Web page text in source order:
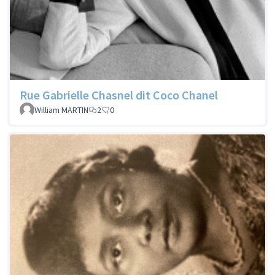
Rue Gabrielle Chasnel dit Coco Chanel
William MARTIN 2 0